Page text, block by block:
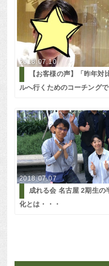
2018.07.10
【お客様の声】「昨年
ルへ行くためのコーチング
2018.07.07
成れる会 名古屋 2期生の
化とは・・・